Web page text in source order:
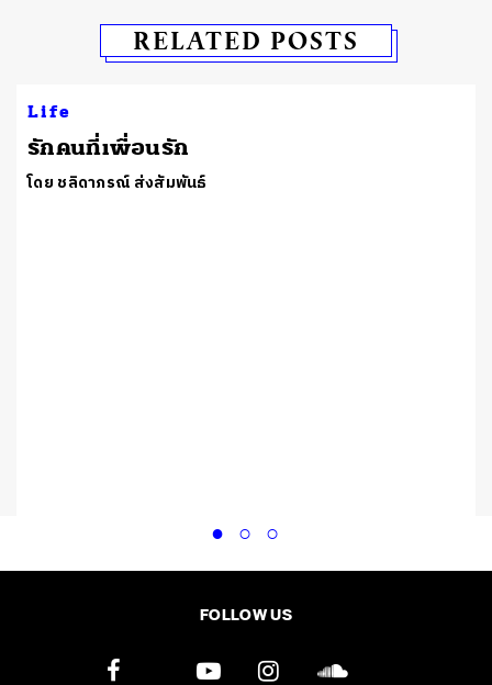
RELATED POSTS
Life
รักคนที่เพื่อนรัก
โดย ชลิดาภรณ์ ส่งสัมพันธ์
FOLLOW US